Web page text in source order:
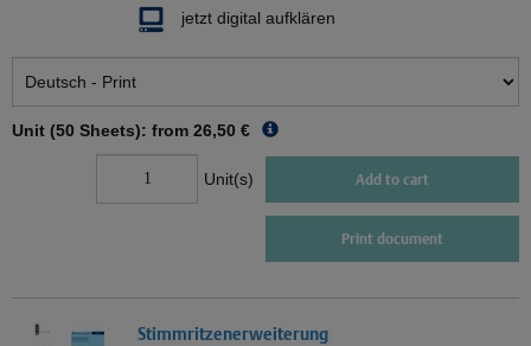
jetzt digital aufklären
Unit (50 Sheets): from 26,50 €
Unit(s) Add to cart
Print document
Stimmritzenerweiterung